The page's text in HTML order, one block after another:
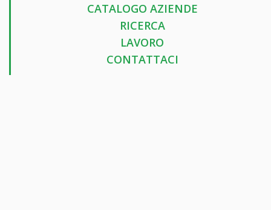
CATALOGO AZIENDE
RICERCA
LAVORO
CONTATTACI